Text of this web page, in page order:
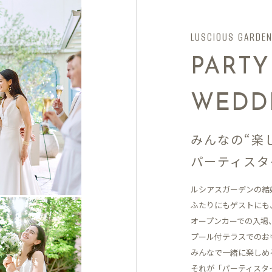
LUSCIOUS GARDEN
みんなの“楽
パーティス
ルシアスガーデンの
ふたりにもゲストにも
オープンカーでの入
プール付テラスでのお
みんなで一緒に楽し
それが「パーティス